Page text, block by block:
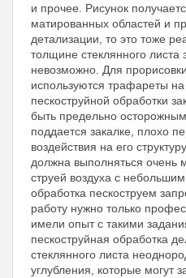
и прочее. Рисунок
матированных областей и
детализации, то это тоже
толщине стеклянного листа
невозможно. Для
используются трафареты
пескоструйной обработки
быть предельно
поддается закалке, плохо
воздействия на его
должна выполняться очень
струей воздуха с
обработка пескоструем
работу нужно только
имели опыт с такими
пескоструйная обработка
стеклянного листа
углубления, которые могут